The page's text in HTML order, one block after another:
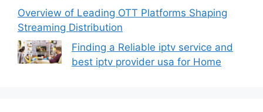
Overview of Leading OTT Platforms Shaping
Streaming Distribution
Finding a Reliable iptv service and
best iptv provider usa for Home